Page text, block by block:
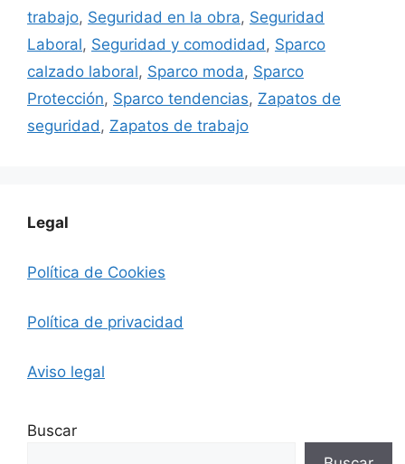
trabajo, Seguridad en la obra, Seguridad
Laboral, Seguridad y comodidad , Sparco
calzado laboral, Sparco moda, Sparco
Protección, Sparco tendencias, Zapatos de
seguridad , Zapatos de trabajo
Legal
Política de Cookies
Política de privacidad
Aviso legal
Buscar